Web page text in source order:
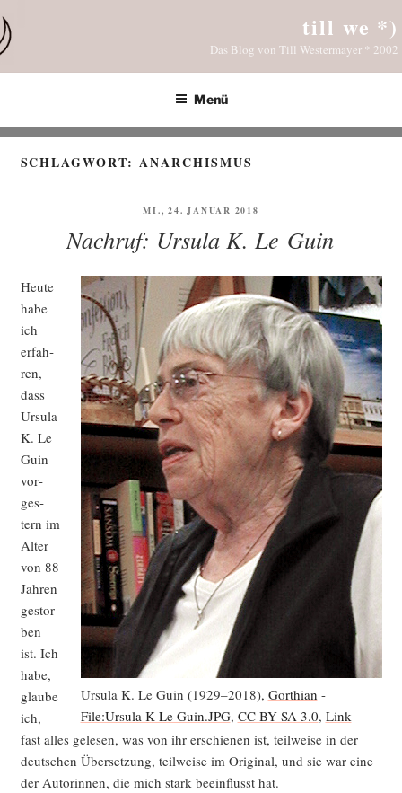
Inhalt
springen
till we *)
Das Blog von Till Westermayer * 2002
Menü
SCHLAGWORT:ANARCHISMUS
VERÖFFENTLICHT
MI., 24. JANUAR 2018
Nachruf: Ursula K. Le Guin
Ursu­la K. Le Guin (1929–2018), Gort­hi­an -
File:Ursula K Le Guin.JPG, CC BY-SA 3.0, Link
Heu­te
habe
ich
erfah­
ren,
dass
Ursu­la
K. Le
Guin
vor­
ges­
tern im
Alter
von 88
Jah­ren
gestor­
ben
ist. Ich
habe,
glau­be
ich,
fast alles gele­sen, was von ihr erschie­nen ist, teil­wei­se in der
deut­schen Über­set­zung, teil­wei­se im Ori­gi­nal, und sie war eine
der Autorin­nen, die mich stark beein­flusst hat.